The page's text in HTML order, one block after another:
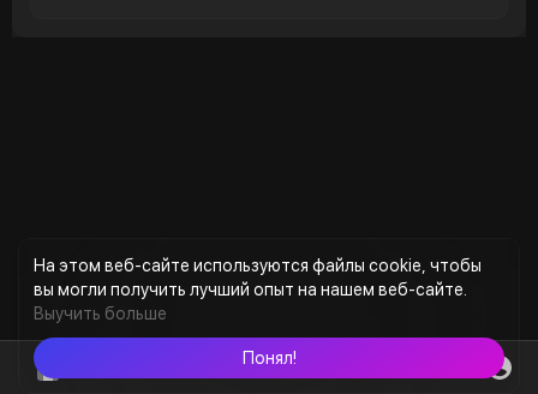
На этом веб-сайте используются файлы cookie, чтобы
вы могли получить лучший опыт на нашем веб-сайте.
Выучить больше
Понял!